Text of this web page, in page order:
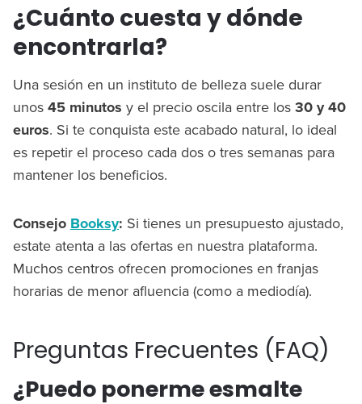
¿Cuánto cuesta y dónde
encontrarla?
Una sesión en un instituto de belleza suele durar
unos 45 minutos y el precio oscila entre los 30 y 40
euros. Si te conquista este acabado natural, lo ideal
es repetir el proceso cada dos o tres semanas para
mantener los beneficios.
ConsejoBooksy: Si tienes un presupuesto ajustado,
estate atenta a las ofertas en nuestra plataforma.
Muchos centros ofrecen promociones en franjas
horarias de menor afluencia (como a mediodía).
Preguntas Frecuentes (FAQ)
¿Puedo ponerme esmalte